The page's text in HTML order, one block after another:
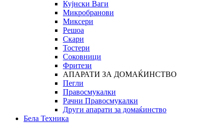
Кујнски Ваги
Микробранови
Миксери
Решоа
Скари
Тостери
Соковници
Фритези
АПАРАТИ ЗА ДОМАЌИНСТВО
Пегли
Правосмукалки
Рачни Правосмукалки
Други апарати за домаќинство
Бела Техника